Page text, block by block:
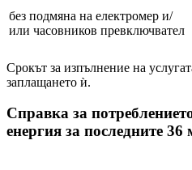
без подмяна на електромер и/
или часовников превключвател
Срокът за изпълнение на
заплащането ѝ.
Справка за
енергия за последните 36